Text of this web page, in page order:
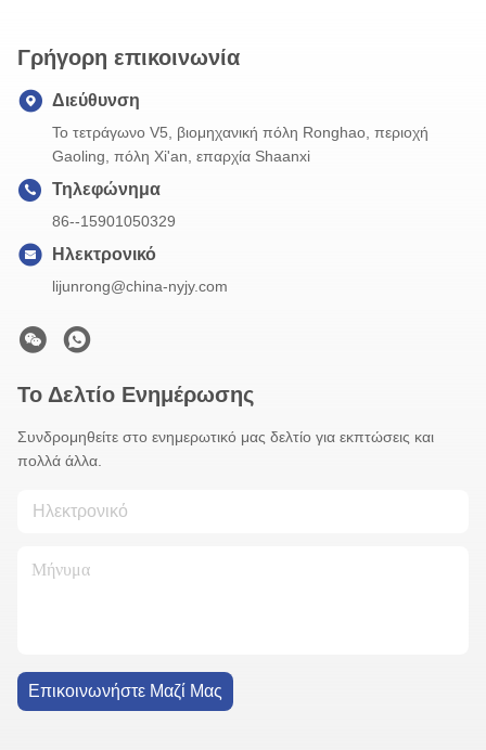
Γρήγορη επικοινωνία
Διεύθυνση
Το τετράγωνο V5, βιομηχανική πόλη Ronghao, περιοχή
Gaoling, πόλη Xi'an, επαρχία Shaanxi
Τηλεφώνημα
86--15901050329
Ηλεκτρονικό
lijunrong@china-nyjy.com
Το Δελτίο Ενημέρωσης
Συνδρομηθείτε στο ενημερωτικό μας δελτίο για εκπτώσεις και
πολλά άλλα.
Επικοινωνήστε Μαζί Μας